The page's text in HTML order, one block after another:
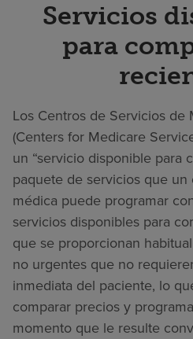
Servicios
para
Los Centros de Servicios de
(Centers for Medicare
un “servicio disponible para
paquete de servicios que
médica puede programar
servicios disponibles para
que se proporcionan
no urgentes que no
inmediata del paciente, lo
comparar precios y
momento que le resulte